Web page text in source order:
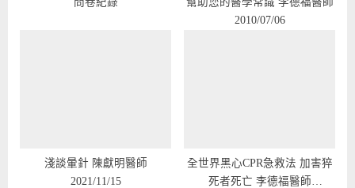
2010/07/06
淺談暈針 陳獻明醫師
2021/11/15
全世界黑心CPR急救法 加害猝
死者死亡 李德福醫師